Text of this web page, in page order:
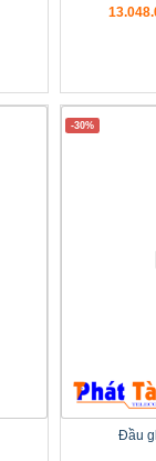
-30%
Đầu